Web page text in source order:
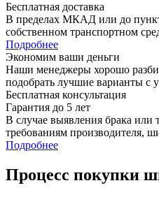
Бесплатная доставка
В пределах МКАД или до
собственном транспортном
Подробнее
Экономим ваши деньги
Наши менеджеры хорошо
подобрать лучшие варианты с
Бесплатная консультация
Гарантия до 5 лет
В случае выявления брака или
требованиям производителя,
Подробнее
Процесс покупки